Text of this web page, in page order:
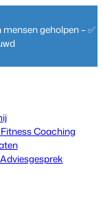
geholpen – ✅
Coaching